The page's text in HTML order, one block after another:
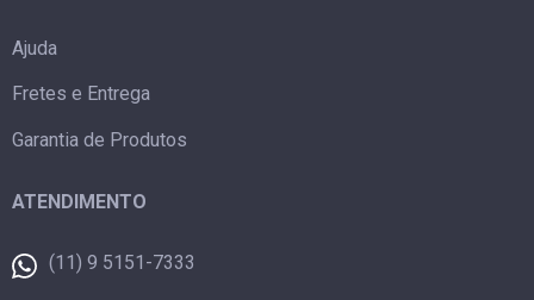
Ajuda
Fretes e Entrega
Garantia de Produtos
ATENDIMENTO
(11) 9 5151-7333